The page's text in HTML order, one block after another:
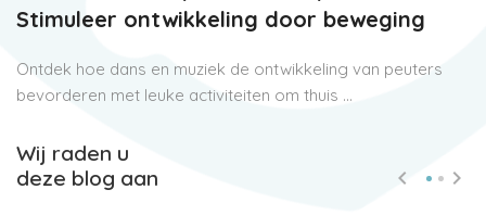
Stimuleer ontwikkeling door beweging
Ontdek hoe dans en muziek de ontwikkeling van peuters
bevorderen met leuke activiteiten om thuis ...
Wij raden u
deze blog aan